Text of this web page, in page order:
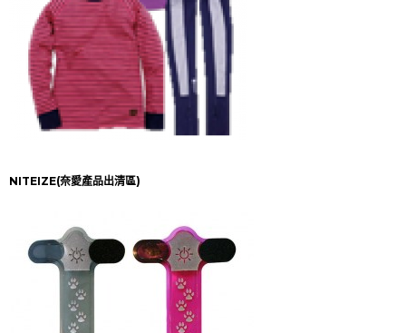
NITEIZE(奈愛產品出清區)